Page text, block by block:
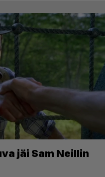
jäi Sam Neillin